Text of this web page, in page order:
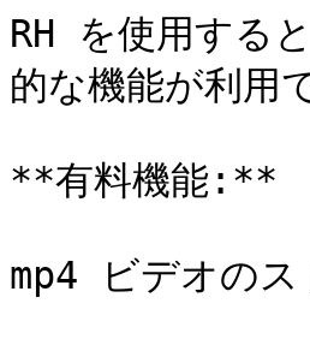
RH を使用する
的な機能が利用
**有料機能:**
mp4 ビデオの